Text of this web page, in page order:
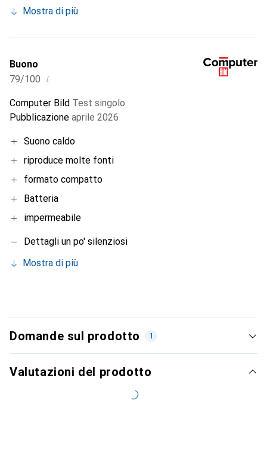
Mostra di più
Buono
79/100 i
Computer Bild Test singolo
Pubblicazione aprile 2026
Suono caldo
riproduce molte fonti
formato compatto
Batteria
impermeabile
Dettagli un po' silenziosi
Mostra di più
Domande sul prodotto 1
Valutazioni del prodotto